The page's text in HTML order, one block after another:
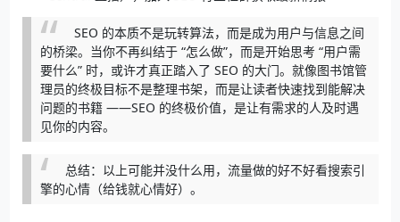
SEO 的本质不是玩转算法，而是成为用户与信息之间
的桥梁。当你不再纠结于 “怎么做”，而是开始思考 “用户需
要什么” 时，或许才真正踏入了 SEO 的大门。就像图书馆管
理员的终极目标不是整理书架，而是让读者快速找到能解决
问题的书籍 ——SEO 的终极价值，是让有需求的人及时遇
见你的内容。
总结：以上可能并没什么用，流量做的好不好看搜索引
擎的心情（给钱就心情好）。